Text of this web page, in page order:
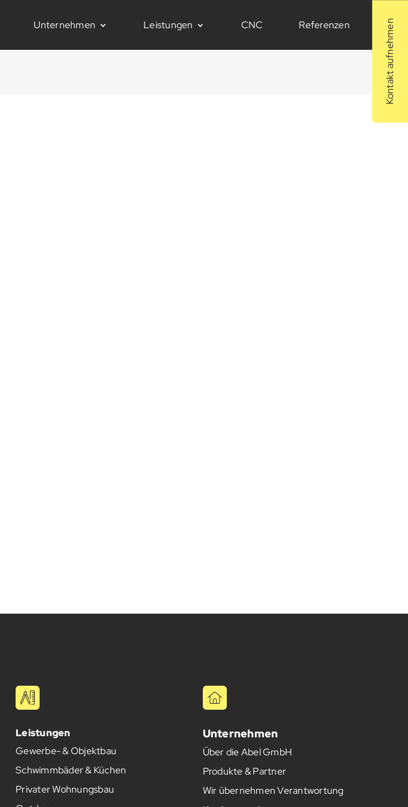
Unternehmen Leistungen CNC Referenzen Kontakt aufnehmen
Leistungen
Gewerbe- & Objektbau
Schwimmbäder & Küchen
Privater Wohnungsbau
Unternehmen
Über die Abel GmbH
Produkte & Partner
Wir übernehmen Verantwortung